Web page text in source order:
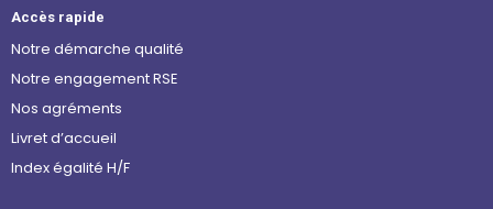
Accès rapide
Notre démarche qualité
Notre engagement RSE
Nos agréments
Livret d’accueil
Index égalité H/F